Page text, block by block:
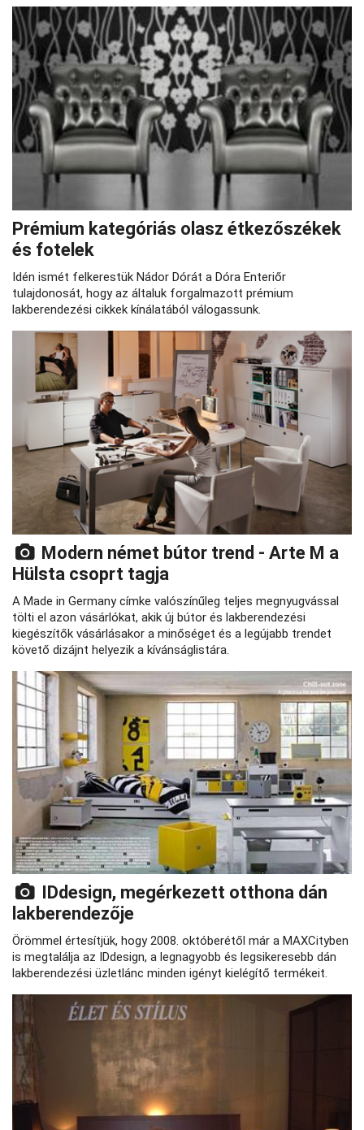
Prémium kategóriás olasz étkezőszékek
és fotelek
Idén ismét felkerestük Nádor Dórát a Dóra Enteriőr
tulajdonosát, hogy az általuk forgalmazott prémium
lakberendezési cikkek kínálatából válogassunk.
Modern német bútor trend - Arte M a
Hülsta csoprt tagja
A Made in Germany címke valószínűleg teljes megnyugvással
tölti el azon vásárlókat, akik új bútor és lakberendezési
kiegészítők vásárlásakor a minőséget és a legújabb trendet
követő dizájnt helyezik a kívánságlistára.
IDdesign, megérkezett otthona dán
lakberendezője
Örömmel értesítjük, hogy 2008. októberétől már a MAXCityben
is megtalálja az IDdesign, a legnagyobb és legsikeresebb dán
lakberendezési üzletlánc minden igényt kielégítő termékeit.